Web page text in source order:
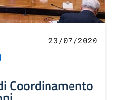
23/07/2020
Coordinamento